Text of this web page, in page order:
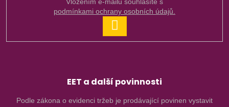
podmínkami ochrany osobních údajů.
SE
EET a další povinnosti
Podle zákona o evidenci tržeb je prodávající povinen vystavit